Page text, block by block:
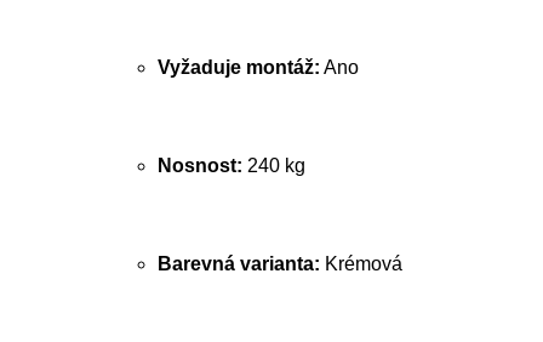
Vyžaduje montáž: Ano
Nosnost: 240 kg
Barevná varianta: Krémová